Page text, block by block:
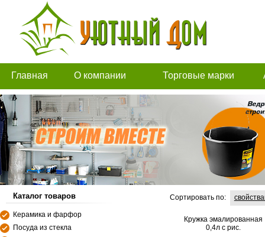
Главная О компании Торговые марки
Каталог товаров
Керамика и фарфор
Посуда из стекла
Сортировать по:
Кружка эмалированная
0,4л с рис.